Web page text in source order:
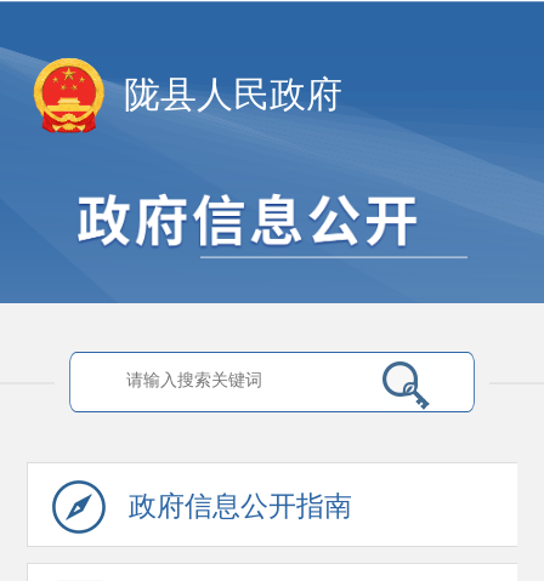
陇县人民政府
政府信息公开指南